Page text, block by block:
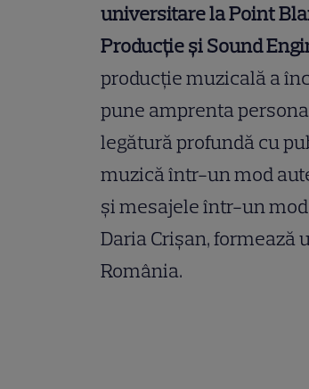
universitare la Point
Producție și Sound
producție muzicală a
pune amprenta
legătură profundă cu
muzică într-un mod
și mesajele într-un
Daria Crișan, formează
România.